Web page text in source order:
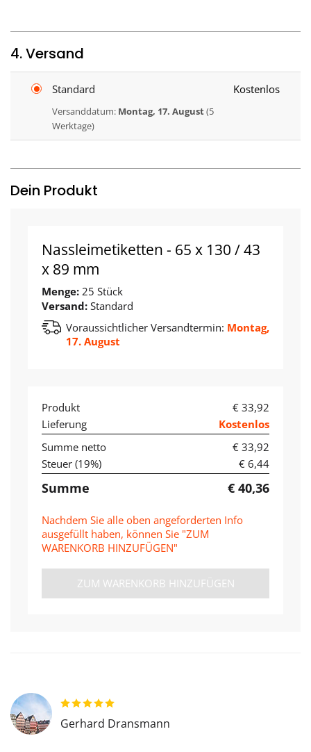
4. Versand
Standard
Versanddatum: Montag, 17. August(5
Werktage)
Kostenlos
Dein Produkt
Nassleimetiketten - 65 x 130 / 43
x 89 mm
Menge: 25 Stück
Versand: Standard
Voraussichtlicher Versandtermin: Montag,
17. August
Produkt
€ 33,92
Lieferung
Kostenlos
Summe netto
€ 33,92
Steuer (19%) € 6,44
Summe € 40,36
Nachdem Sie alle oben angeforderten Info
ausgefüllt haben, können Sie "ZUM
WARENKORB HINZUFÜGEN"
ZUM WARENKORB HINZUFÜGEN
Gerhard Dransmann